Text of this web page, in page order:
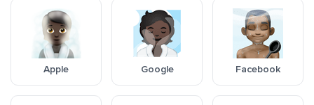
Apple Google Facebook